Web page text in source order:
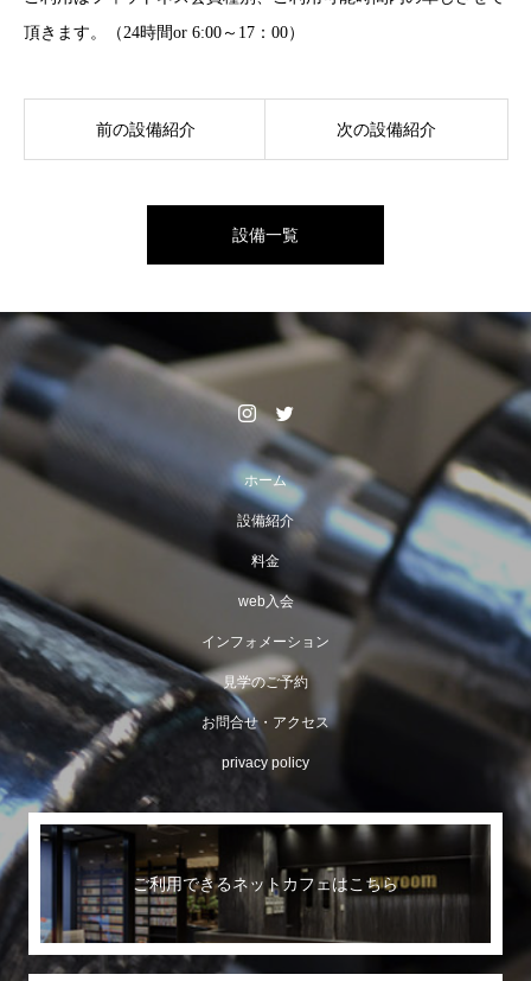
頂きます。（24時間or 6:00～17：00）
前の設備紹介 次の設備紹介
設備一覧
ホーム
設備紹介
料金
web入会
インフォメーション
見学のご予約
お問合せ・アクセス
privacy policy
ご利用できるネットカフェはこちら